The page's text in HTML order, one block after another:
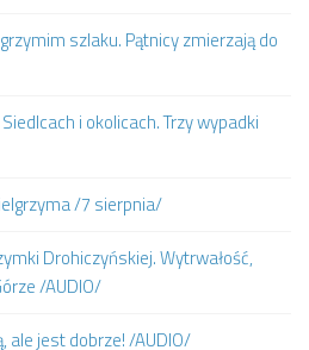
szlaku. Pątnicy zmierzają do
i okolicach. Trzy wypadki
/7 sierpnia/
Drohiczyńskiej. Wytrwałość,
/AUDIO/
ale jest dobrze! /AUDIO/